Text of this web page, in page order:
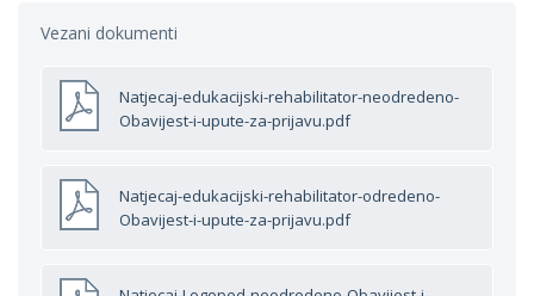
Vezani dokumenti
Natjecaj-edukacijski-rehabilitator-neodredeno-
Obavijest-i-upute-za-prijavu.pdf
Natjecaj-edukacijski-rehabilitator-odredeno-
Obavijest-i-upute-za-prijavu.pdf